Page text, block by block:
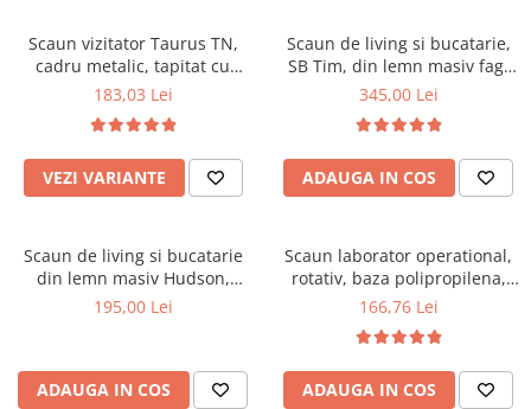
Saltele cu arcuri impachetate
individual
Saltele Memory Pocket
Saltele Memory Foam
Saltele Memory Pocket
Saltele cu plasa arcuri
Saltele cu spuma
Saltele cu spuma poliuretanica
Saltele 140x200
Paturi
Seturi de pat si saltea
Masute de toaleta
Mobilier living
Scaune pentru living
Comode living
Set mese plus scaune
Scaune ergonomice
Etajere Birou
Scaune birou
Scaune profesionale
Scaune resigilate
Scaune conferinta
Scaune terasa si outdoor
Scaun vizitator Taurus TN,
cadru metalic, tapitat cu
stofa, stivuibil, 120 kg, negru
183,03 Lei
VEZI VARIANTE
Scaun de living si bucatarie,
SB Tim, din lemn masiv fag,
tapiterie stofa, lacuit, 120 kg,
345,00 Lei
ADAUGA IN COS
Scaun de living si bucatarie
din lemn masiv Hudson,
tapiterie stofa,100 kg,
195,00 Lei
ADAUGA IN COS
Scaun laborator operational,
rotativ, baza polipropilena,
piele ecologica, inaltime
166,76 Lei
ADAUGA IN COS